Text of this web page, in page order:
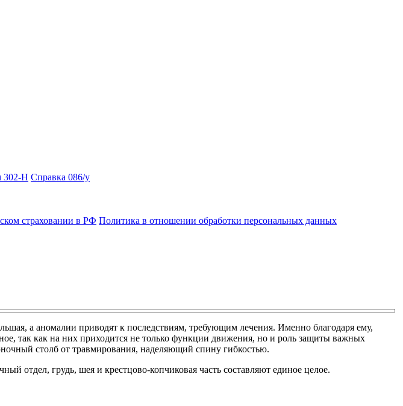
302-Н Справка 086/у
страховании в РФ Политика в отношении обработки персональных данных
а аномалии приводят к последствиям, требующим лечения. Именно благодаря ему,
так как на них приходится не только функции движения, но и роль защиты важных
столб от травмирования, наделяющий спину гибкостью.
отдел, грудь, шея и крестцово-копчиковая часть составляют единое целое.